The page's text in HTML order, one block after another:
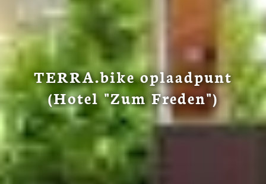
TERRA.bike oplaadpunt
(Hotel "Zum Freden")